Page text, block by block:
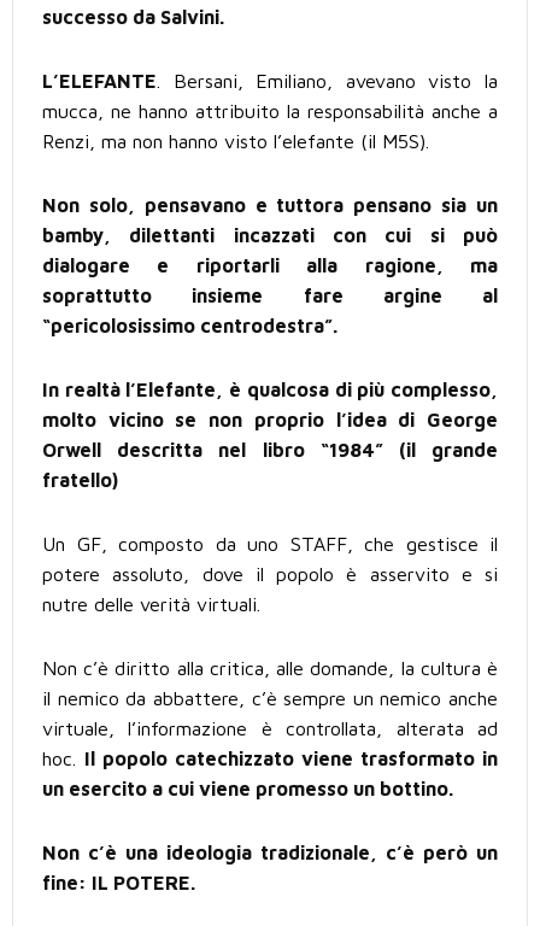
successo da Salvini.
L’ELEFANTE . Bersani, Emiliano, avevano visto la
mucca, ne hanno attribuito la responsabilità anche a
Renzi, ma non hanno visto l’elefante (il M5S).
Non solo, pensavano e tuttora pensano sia un
bamby, dilettanti incazzati con cui si può
dialogare e riportarli alla ragione, ma
soprattutto insieme fare argine al
“pericolosissimo centrodestra”.
In realtà l’Elefante, è qualcosa di più complesso,
molto vicino se non proprio l’idea di George
Orwell descritta nel libro “1984” (il grande
fratello)
Un GF, composto da uno STAFF, che gestisce il
potere assoluto, dove il popolo è asservito e si
nutre delle verità virtuali.
Non c’è diritto alla critica, alle domande, la cultura è
il nemico da abbattere, c’è sempre un nemico anche
virtuale, l’informazione è controllata, alterata ad
hoc. Il popolo catechizzato viene trasformato in
un esercito a cui viene promesso un bottino.
Non c’è una ideologia tradizionale, c’è però un
fine: IL POTERE.